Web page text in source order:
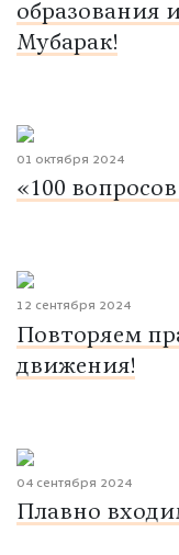
Мубарак!
01 октября 2024
«100
12 сентября 2024
Повторяем
движения!
04 сентября 2024
Плавно